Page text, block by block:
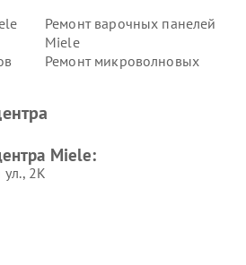
Ремонт варочных панелей
Miele
Ремонт микроволновых
пылесосов Miele
Miele:
ул., 2К